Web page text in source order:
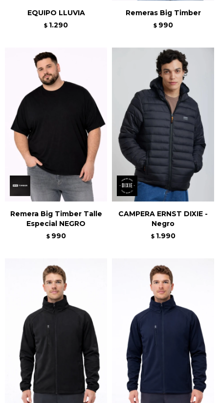
EQUIPO LLUVIA
$ 1.290
Remeras Big Timber
$ 990
Remera Big Timber Talle
Especial NEGRO
$ 990
CAMPERA ERNST DIXIE -
Negro
$ 1.990